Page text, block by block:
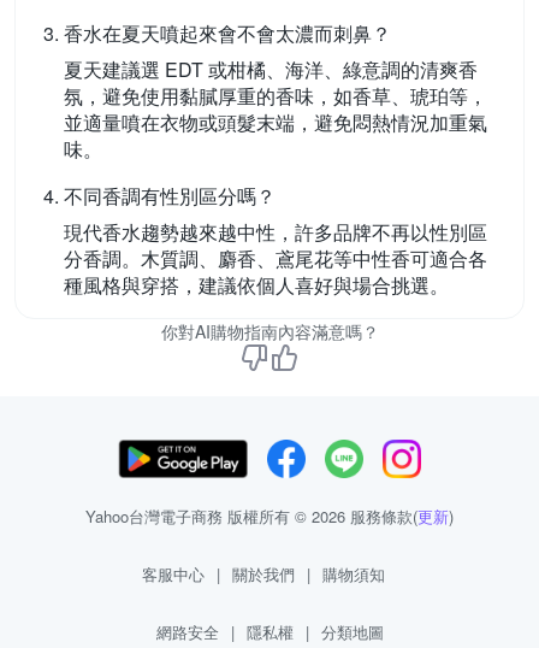
香水在夏天噴起來會不會太濃而刺鼻？
夏天建議選 EDT 或柑橘、海洋、綠意調的清爽香
氛，避免使用黏膩厚重的香味，如香草、琥珀等，
並適量噴在衣物或頭髮末端，避免悶熱情況加重氣
味。
不同香調有性別區分嗎？
現代香水趨勢越來越中性，許多品牌不再以性別區
分香調。木質調、麝香、鳶尾花等中性香可適合各
種風格與穿搭，建議依個人喜好與場合挑選。
你對AI購物指南內容滿意嗎？
Yahoo台灣電子商務 版權所有 © 2026 服務條款(更新)
客服中心 | 關於我們 | 購物須知
網路安全 | 隱私權 | 分類地圖